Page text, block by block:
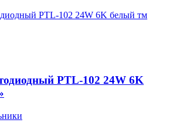
PTL-102 24W 6K